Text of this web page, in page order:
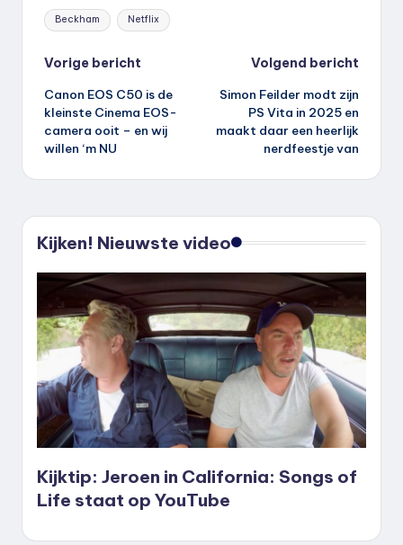
Tags:
Beckham Netflix
Bericht
navigatie
Vorige bericht
Canon EOS C50 is de
kleinste Cinema EOS-
camera ooit – en wij
willen ‘m NU
Volgend bericht
Simon Feilder modt zijn
PS Vita in 2025 en
maakt daar een heerlijk
nerdfeestje van
Kijken! Nieuwste video
Kijktip: Jeroen in California: Songs of
Life staat op YouTube